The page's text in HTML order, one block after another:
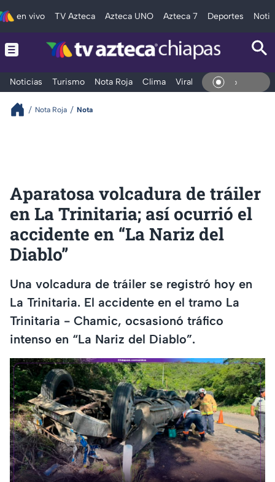
en vivo TV Azteca Azteca UNO Azteca 7 Deportes
Noticias Turismo Nota Roja Clima Viral y Tendencia En
Nota Roja Nota
Aparatosa volcadura de tráiler
en La Trinitaria; así ocurrió el
accidente en “La Nariz del
Diablo”
Una volcadura de tráiler se registró hoy en
La Trinitaria. El accidente en el tramo La
Trinitaria - Chamic, ocsasionó tráfico
intenso en “La Nariz del Diablo”.